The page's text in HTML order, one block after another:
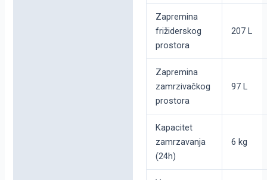
Zapremina
frižiderskog
prostora
207 L
Zapremina
zamrzivačkog
prostora
97 L
Kapacitet
zamrzavanja
(24h)
6 kg